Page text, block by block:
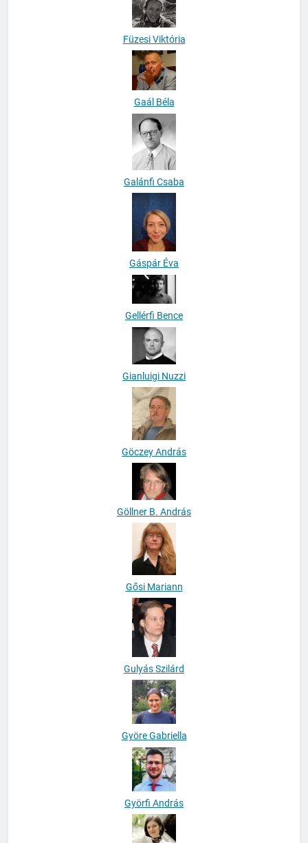
Füzesi Viktória
Gaál Béla
Galánfi Csaba
Gáspár Éva
Gellérfi Bence
Gianluigi Nuzzi
Göczey András
Göllner B. András
Gősi Mariann
Gulyás Szilárd
Györe Gabriella
Györfi András